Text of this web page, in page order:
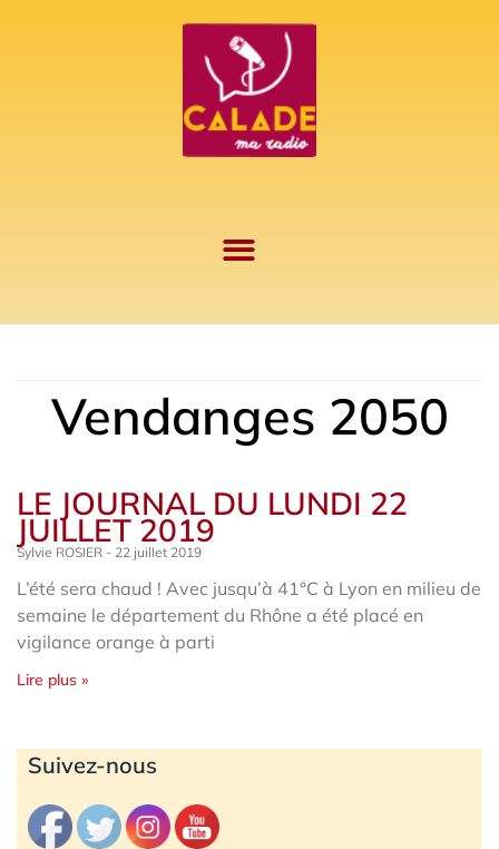
Vendanges 2050
LE JOURNAL DU LUNDI 22
JUILLET 2019
Sylvie ROSIER 22 juillet 2019
L’été sera chaud ! Avec jusqu’à 41°C à Lyon en milieu de
semaine le département du Rhône a été placé en
vigilance orange à parti
Lire plus »
Suivez-nous
Archives